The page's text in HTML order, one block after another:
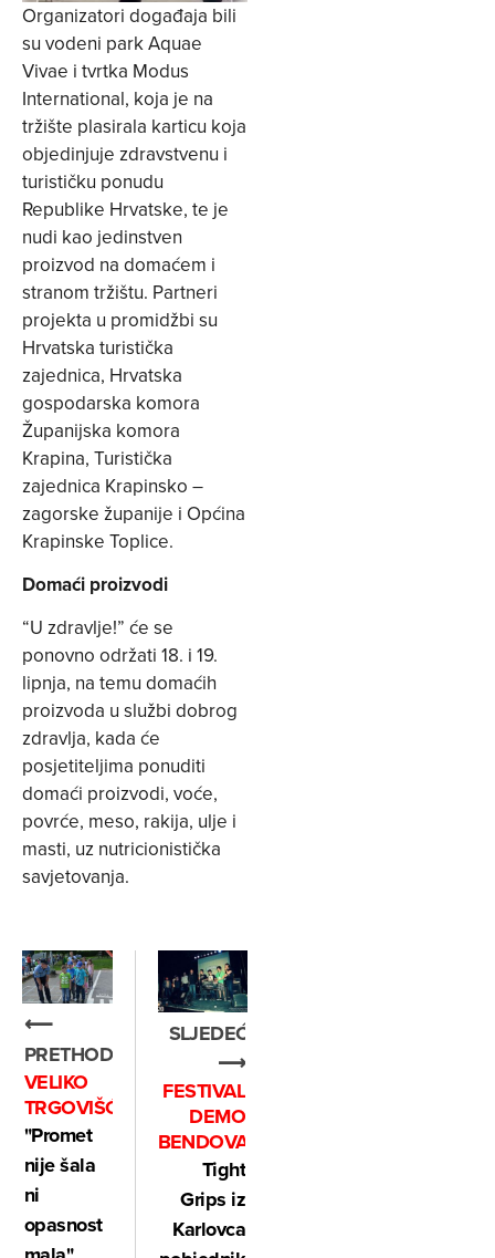
Organizatori događaja bili
su vodeni park Aquae
Vivae i tvrtka Modus
International, koja je na
tržište plasirala karticu koja
objedinjuje zdravstvenu i
turističku ponudu
Republike Hrvatske, te je
nudi kao jedinstven
proizvod na domaćem i
stranom tržištu. Partneri
projekta u promidžbi su
Hrvatska turistička
zajednica, Hrvatska
gospodarska komora
Županijska komora
Krapina, Turistička
zajednica Krapinsko –
zagorske županije i Općina
Krapinske Toplice.
Domaći proizvodi
“U zdravlje!” će se
ponovno održati 18. i 19.
lipnja, na temu domaćih
proizvoda u službi dobrog
zdravlja, kada će
posjetiteljima ponuditi
domaći proizvodi, voće,
povrće, meso, rakija, ulje i
masti, uz nutricionistička
savjetovanja.
⟵
PRETHODNO
VELIKO
TRGOVIŠĆE
"Promet
nije šala
ni
opasnost
SLJEDEĆE
⟶
FESTIVAL
DEMO
BENDOVA
Tight
Grips iz
Karlovca